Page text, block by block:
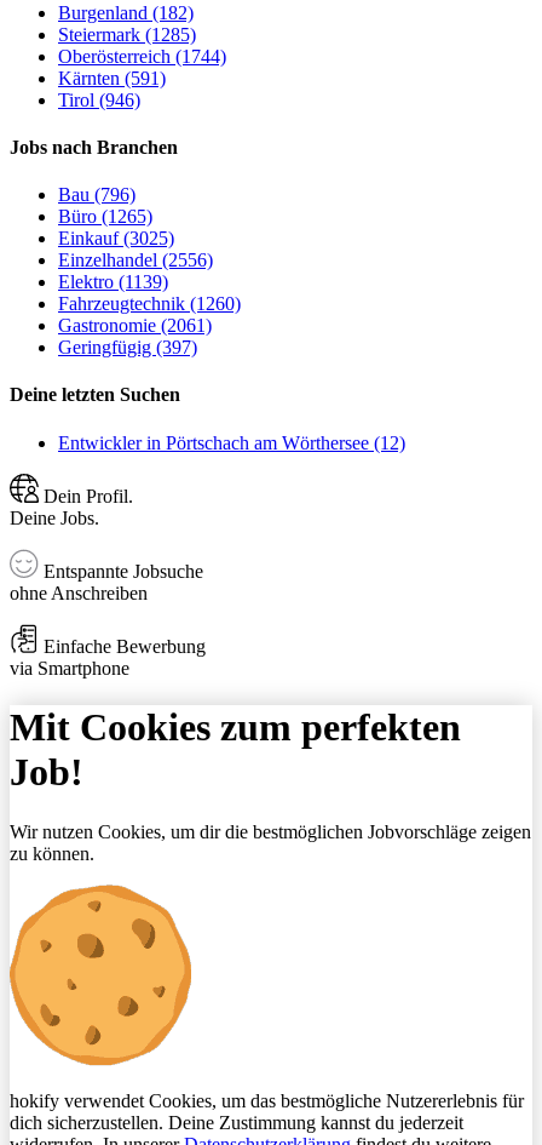
Burgenland (182)
Steiermark (1285)
Oberösterreich (1744)
Kärnten (591)
Tirol (946)
Jobs nach Branchen
Bau (796)
Büro (1265)
Einkauf (3025)
Einzelhandel (2556)
Elektro (1139)
Fahrzeugtechnik (1260)
Gastronomie (2061)
Geringfügig (397)
Deine letzten Suchen
Entwickler in Pörtschach am Wörthersee (12)
Dein Profil.
Deine Jobs.
Entspannte Jobsuche
ohne Anschreiben
Einfache Bewerbung
via Smartphone
Mit Cookies zum perfekten
Job!
Wir nutzen Cookies, um dir die bestmöglichen Jobvorschläge zeigen
zu können.
hokify verwendet Cookies, um das bestmögliche Nutzererlebnis für
dich sicherzustellen. Deine Zustimmung kannst du jederzeit